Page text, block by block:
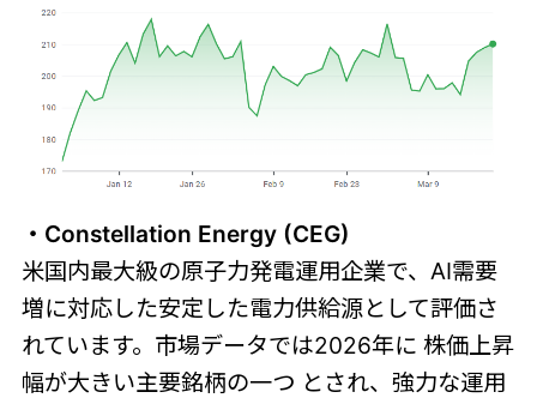
・Constellation Energy (CEG)
米国内最大級の原子力発電運用企業で、AI需要
増に対応した安定した電力供給源として評価さ
れています。市場データでは2026年に 株価上昇
幅が大きい主要銘柄の一つ とされ、強力な運用